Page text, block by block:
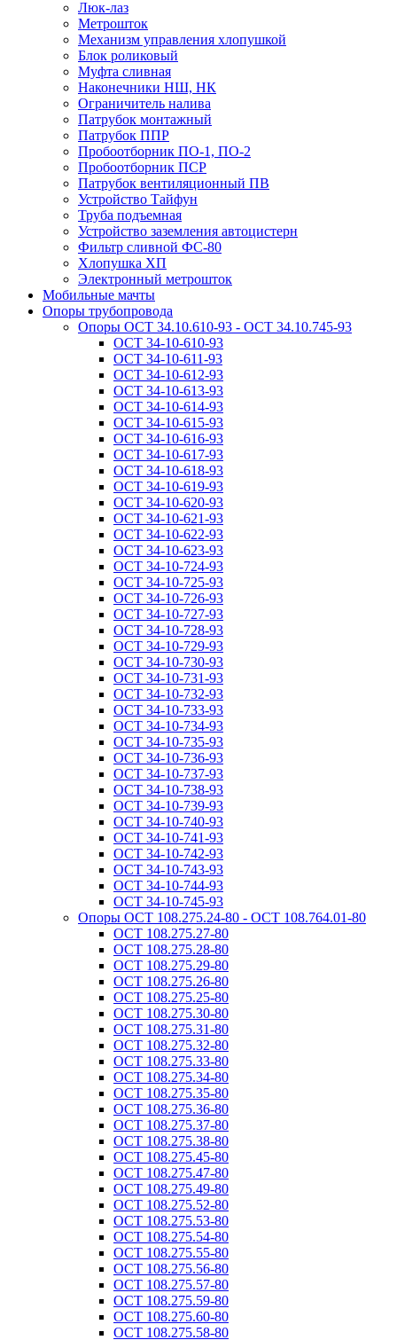
Люк-лаз
Метрошток
Механизм управления хлопушкой
Блок роликовый
Муфта сливная
Наконечники НШ, НК
Ограничитель налива
Патрубок монтажный
Патрубок ППР
Пробоотборник ПО-1, ПО-2
Пробоотборник ПСР
Патрубок вентиляционный ПВ
Устройство Тайфун
Труба подъемная
Устройство заземления автоцистерн
Фильтр сливной ФС-80
Хлопушка ХП
Электронный метрошток
Мобильные мачты
Опоры трубопровода
Опоры ОСТ 34.10.610-93 - ОСТ 34.10.745-93
ОСТ 34-10-610-93
ОСТ 34-10-611-93
ОСТ 34-10-612-93
ОСТ 34-10-613-93
ОСТ 34-10-614-93
ОСТ 34-10-615-93
ОСТ 34-10-616-93
ОСТ 34-10-617-93
ОСТ 34-10-618-93
ОСТ 34-10-619-93
ОСТ 34-10-620-93
ОСТ 34-10-621-93
ОСТ 34-10-622-93
ОСТ 34-10-623-93
ОСТ 34-10-724-93
ОСТ 34-10-725-93
ОСТ 34-10-726-93
ОСТ 34-10-727-93
ОСТ 34-10-728-93
ОСТ 34-10-729-93
ОСТ 34-10-730-93
ОСТ 34-10-731-93
ОСТ 34-10-732-93
ОСТ 34-10-733-93
ОСТ 34-10-734-93
ОСТ 34-10-735-93
ОСТ 34-10-736-93
ОСТ 34-10-737-93
ОСТ 34-10-738-93
ОСТ 34-10-739-93
ОСТ 34-10-740-93
ОСТ 34-10-741-93
ОСТ 34-10-742-93
ОСТ 34-10-743-93
ОСТ 34-10-744-93
ОСТ 34-10-745-93
Опоры ОСТ 108.275.24-80 - ОСТ 108.764.01-80
ОСТ 108.275.27-80
ОСТ 108.275.28-80
ОСТ 108.275.29-80
ОСТ 108.275.26-80
ОСТ 108.275.25-80
ОСТ 108.275.30-80
ОСТ 108.275.31-80
ОСТ 108.275.32-80
ОСТ 108.275.33-80
ОСТ 108.275.34-80
ОСТ 108.275.35-80
ОСТ 108.275.36-80
ОСТ 108.275.37-80
ОСТ 108.275.38-80
ОСТ 108.275.45-80
ОСТ 108.275.47-80
ОСТ 108.275.49-80
ОСТ 108.275.52-80
ОСТ 108.275.53-80
ОСТ 108.275.54-80
ОСТ 108.275.55-80
ОСТ 108.275.56-80
ОСТ 108.275.57-80
ОСТ 108.275.59-80
ОСТ 108.275.60-80
ОСТ 108.275.58-80